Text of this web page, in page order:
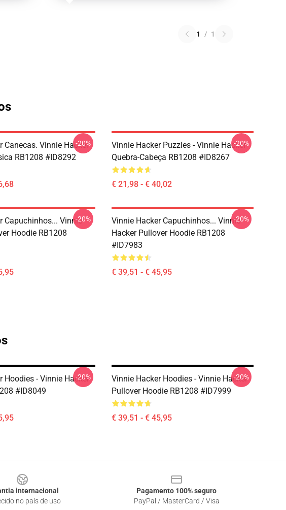
1 / 1
Canecas. Vinnie Hacker
RB1208 #ID8292
-20%
Vinnie Hacker Puzzles - Vinnie Hacker
Quebra-Cabeça RB1208 #ID8267
€ 21,98 - € 40,02
-20%
Capuchinhos... Vinnie
Hoodie RB1208
-20%
Vinnie Hacker Capuchinhos... Vinnie
Hacker Pullover Hoodie RB1208
#ID7983
€ 39,51 - € 45,95
-20%
Hoodies - Vinnie Hacker
#ID8049
-20%
Vinnie Hacker Hoodies - Vinnie Hacker
Pullover Hoodie RB1208 #ID7999
€ 39,51 - € 45,95
-20%
internacional
no país de uso
Pagamento 100% seguro
PayPal / MasterCard / Visa